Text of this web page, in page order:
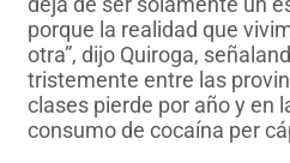
porque la realidad que
otra”, dijo Quiroga,
tristemente entre las
clases pierde por año y en
consumo de cocaína per